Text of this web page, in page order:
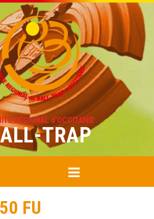
RÉGIONAL d'OCCITANIE
TRAP
FU